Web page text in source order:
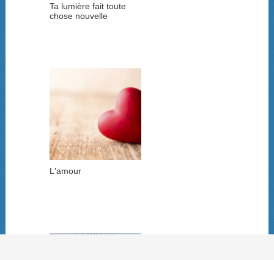
Ta lumière fait toute
chose nouvelle
L'amour